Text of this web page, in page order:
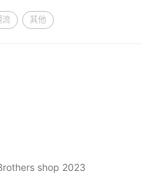
流 其他
shop 2023